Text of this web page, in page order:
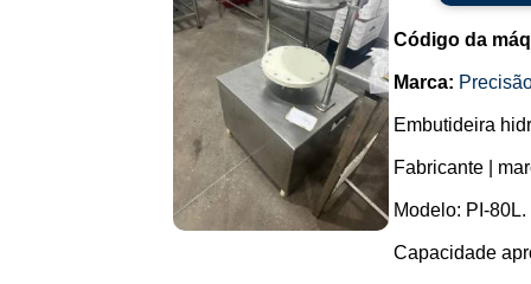
Código da
Marca:
Embutideira
Fabricante |
Modelo: PI‑80L.
Capacidade